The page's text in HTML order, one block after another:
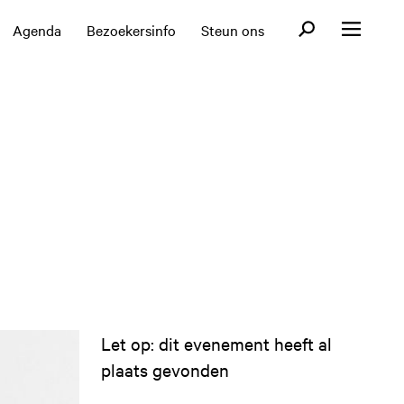
Agenda Bezoekersinfo Steun ons OpenOpen menu
Let op: dit evenement heeft al
plaats gevonden